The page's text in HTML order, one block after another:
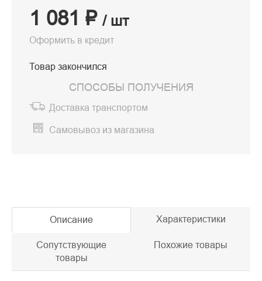
1 081 ₽ / шт
Оформить в кредит
Товар закончился
СПОСОБЫ ПОЛУЧЕНИЯ
Доставка транспортом
Самовывоз из магазина
Описание Характеристики
Сопутствующие
товары
Похожие товары